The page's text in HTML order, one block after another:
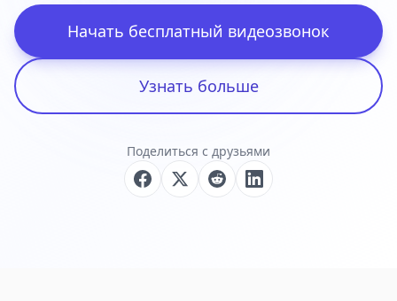
Начать бесплатный видеозвонок
Узнать больше
Поделиться с друзьями